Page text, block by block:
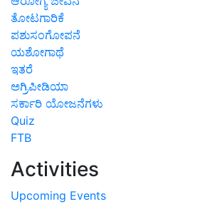
ತೋಟಗಾರಿಕೆ
ಪಶುಸಂಗೋಪನೆ
ಯಶೋಗಾಥೆ
ಇತರೆ
ಅಗ್ರಿಪೀಡಿಯಾ
ಸರ್ಕಾರಿ ಯೋಜನೆಗಳು
Quiz
FTB
Activities
Upcoming Events